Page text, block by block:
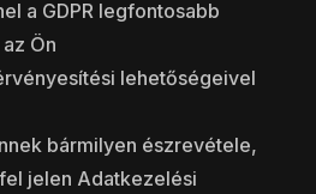
a GDPR legfontosabb
Ön
lehetőségeivel
bármilyen észrevétele,
jelen Adatkezelési